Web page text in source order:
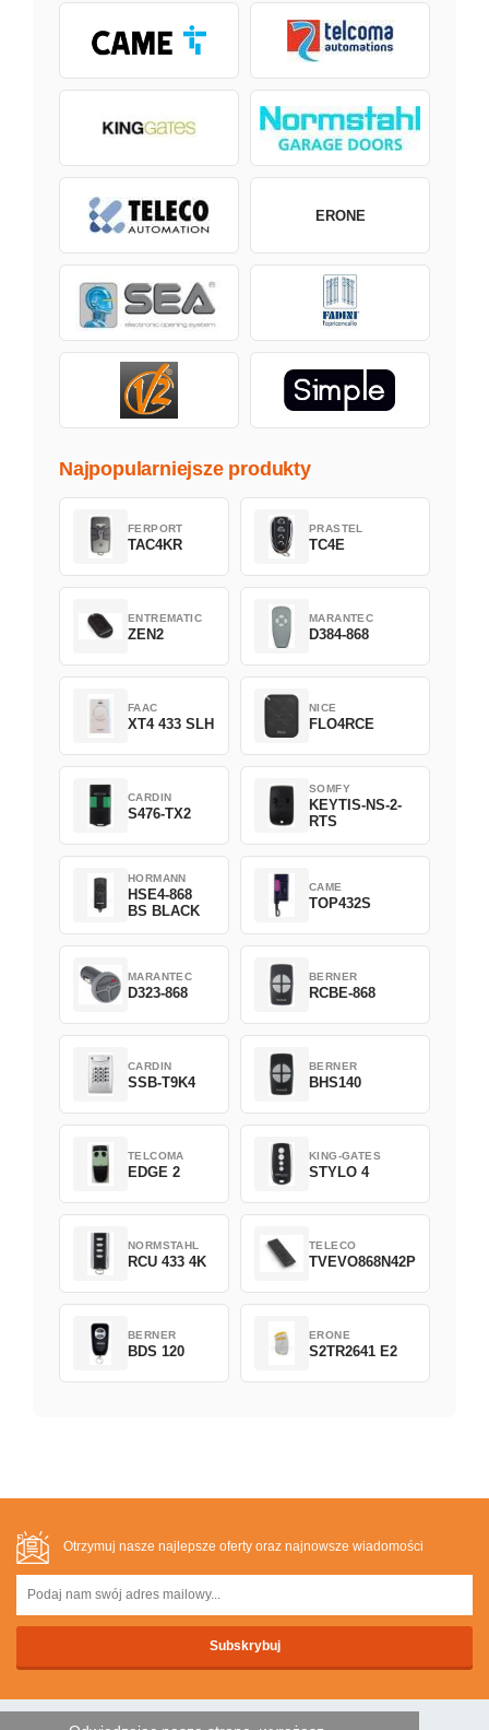
ERONE
Najpopularniejsze produkty
FERPORT
TAC4KR
PRASTEL
TC4E
ENTREMATIC
ZEN2
MARANTEC
D384-868
FAAC
XT4 433 SLH
NICE
FLO4RCE
CARDIN
S476-TX2
SOMFY
KEYTIS-NS-2-
RTS
HORMANN
HSE4-868
BS BLACK
CAME
TOP432S
MARANTEC
D323-868
BERNER
RCBE-868
CARDIN
SSB-T9K4
BERNER
BHS140
TELCOMA
EDGE 2
KING-GATES
STYLO 4
NORMSTAHL
RCU 433 4K
TELECO
TVEVO868N42P
BERNER
BDS 120
ERONE
S2TR2641 E2
Otrzymuj nasze najlepsze oferty oraz najnowsze wiadomości